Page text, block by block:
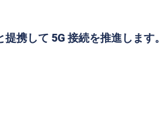
携して 5G 接続を推進します。